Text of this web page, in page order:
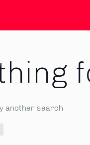
another search